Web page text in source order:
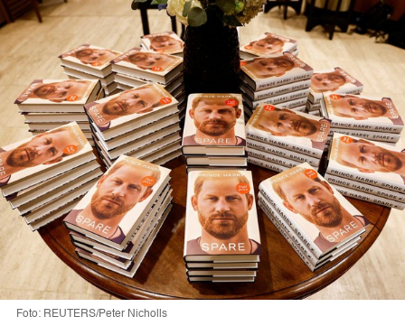
Foto: REUTERS/Peter Nicholls